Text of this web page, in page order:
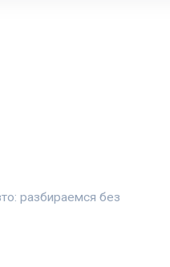
разбираемся без